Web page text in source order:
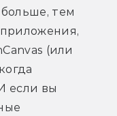
тем
(или
если вы